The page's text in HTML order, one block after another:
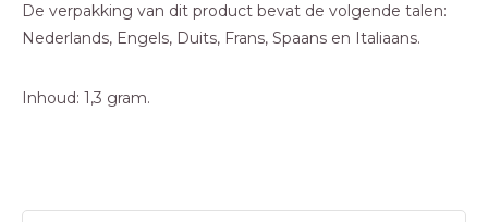
De verpakking van dit product bevat de volgende talen:
Nederlands, Engels, Duits, Frans, Spaans en Italiaans.
Inhoud: 1,3 gram.